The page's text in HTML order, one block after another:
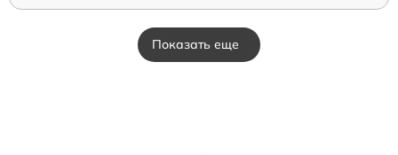
Показать еще